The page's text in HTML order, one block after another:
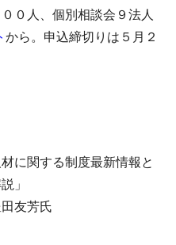
０人、個別相談会９法人
から。申込締切りは５月２
に関する制度最新情報と
」
友芳氏